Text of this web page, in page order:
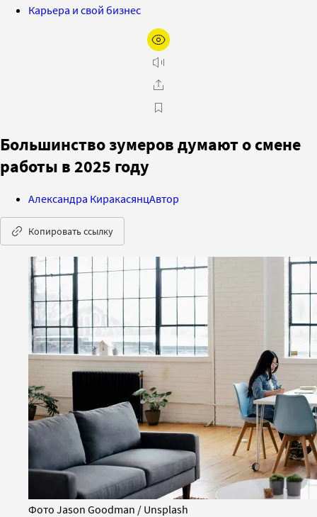
Карьера и свой бизнес
Большинство зумеров думают о смене
работы в 2025 году
Александра КиракасянцАвтор
Копировать ссылку
Фото Jason Goodman / Unsplash